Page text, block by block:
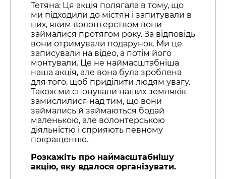
Тетяна: Ця акція полягала в тому, що
ми підходили до містян і запитували в
них, яким волонтерством вони
займалися протягом року. За відповідь
вони отримували подарунок. Ми це
записували на відео, а потім його
монтували. Це не наймасштабніша
наша акція, але вона була зроблена
для того, щоб приділити людям увагу.
Також ми спонукали наших земляків
замислилися над тим, що вони
займались й займаються бодай
маленькою, але волонтерською
діяльністю і сприяють певному
покращенню.
Розкажіть про наймасштабнішу
акцію, яку вдалося організувати.